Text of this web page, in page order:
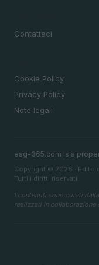
Contattaci
Cookie Policy
Privacy Policy
Note legali
esg-365.com is a
Copyright © 2026 · Edito
Tutti i diritti riservati
I contenuti sono curati
realizzati in collaborazione